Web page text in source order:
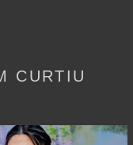
CURTIU